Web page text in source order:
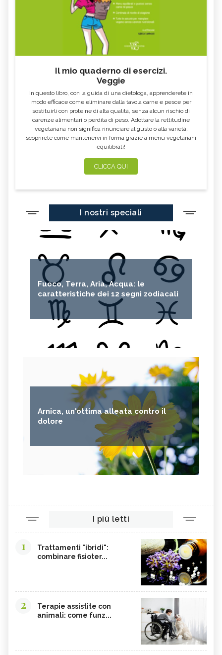
Il mio quaderno di esercizi.
Veggie
In questo libro, con la guida di una dietologa, apprenderete in
modo efficace come eliminare dalla tavola carne e pesce per
sostituirli con proteine di alta qualità, senza alcun rischio di
carenze alimentari o perdita di peso. Adottare la rettitudine
vegetariana non significa rinunciare al gusto o alla varietà:
scoprirete come mantenervi in forma grazie a menu vegetariani
equilibrati!
CLICCA QUI
I nostri speciali
Fuoco, Terra, Aria, Acqua: le
caratteristiche dei 12 segni zodiacali
Arnica, un'ottima alleata contro il
dolore
I più letti
1
Trattamenti "ibridi":
combinare fisioter...
2
Terapie assistite con
animali: come funz...